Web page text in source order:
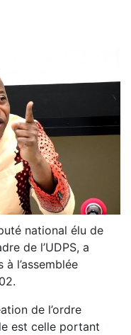
national élu de
de l’UDPS, a
l’assemblée
de l’ordre
est celle portant